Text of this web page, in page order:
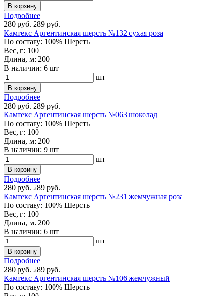
В корзину
Подробнее
280 руб. 289 руб.
Камтекс Аргентинская шерсть №132 сухая роза
По составу: 100% Шерсть
Вес, г: 100
Длина, м: 200
В наличии: 6 шт
шт
В корзину
Подробнее
280 руб. 289 руб.
Камтекс Аргентинская шерсть №063 шоколад
По составу: 100% Шерсть
Вес, г: 100
Длина, м: 200
В наличии: 9 шт
шт
В корзину
Подробнее
280 руб. 289 руб.
Камтекс Аргентинская шерсть №231 жемчужная роза
По составу: 100% Шерсть
Вес, г: 100
Длина, м: 200
В наличии: 6 шт
шт
В корзину
Подробнее
280 руб. 289 руб.
Камтекс Аргентинская шерсть №106 жемчужный
По составу: 100% Шерсть